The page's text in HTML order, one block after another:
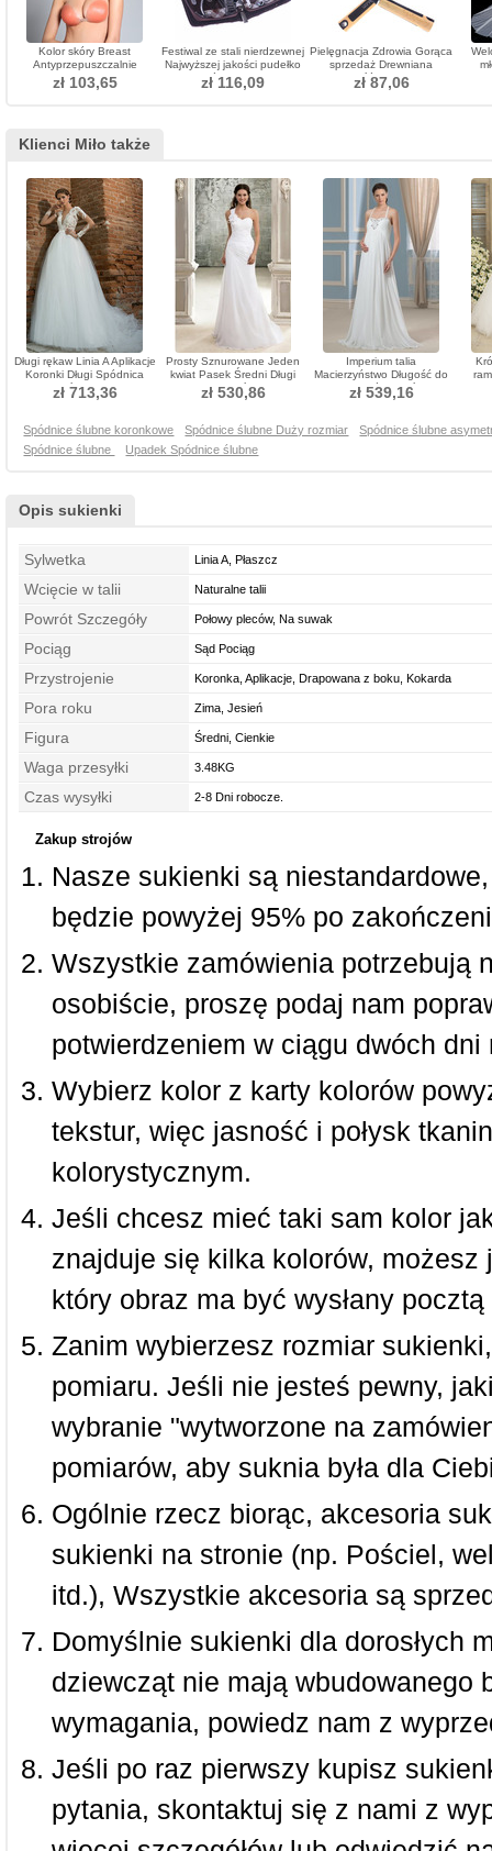
Kolor skóry Breast
Antyprzepuszczalnie
zebrany Stealth
niewidoczny biustonosz
zł 103,65
Festiwal ze stali nierdzewnej
Najwyższej jakości pudełko
ze skóry PU Gift 10
piecesAdornment
zł 116,09
Pielęgnacja Zdrowia Gorąca
sprzedaż Drewniana
rękojeść Plastikowa
wysokiej jakości Małe
zł 87,06
Klienci Miło także
Długi rękaw Linia A Aplikacje
Koronki Długi Spódnica
ślubne
zł 713,36
Prosty Sznurowane Jeden
kwiat Pasek Średni Długi
Sukienka ślubne
zł 530,86
Imperium talia
Macierzyństwo Długość do
podłogi Spódnica ślubne
zł 539,16
Spódnice ślubne koronkowe Spódnice ślubne Duży rozmiar
Spódnice ślubne
Spódnice ślubne
Upadek Spódnice ślubne
Opis sukienki
Sylwetka Linia A, Płaszcz
Wcięcie w talii Naturalne talii
Powrót Szczegóły Połowy pleców, Na suwak
Pociąg Sąd Pociąg
Przystrojenie Koronka, Aplikacje, Drapowana z boku, Kokarda
Pora roku Zima, Jesień
Figura Średni, Cienkie
Waga przesyłki 3.48KG
Czas wysyłki 2-8 Dni robocze.
Zakup strojów
Nasze sukienki są
będzie powyżej 95% po
Wszystkie zamówienia potrzebują
osobiście, proszę podaj nam
potwierdzeniem w ciągu dwóch dni
Wybierz kolor z karty kolorów
tekstur, więc jasność i połysk
kolorystycznym.
Jeśli chcesz mieć taki sam kolor
znajduje się kilka kolorów,
który obraz ma być wysłany
Zanim wybierzesz rozmiar
pomiaru. Jeśli nie jesteś pewny,
wybranie "wytworzone na
pomiarów, aby suknia była dla
Ogólnie rzecz biorąc, akcesoria
sukienki na stronie (np. Pościel,
itd.), Wszystkie akcesoria są
Domyślnie sukienki dla dorosłych
dziewcząt nie mają
wymagania, powiedz nam z
Jeśli po raz pierwszy kupisz
pytania, skontaktuj się z nami z